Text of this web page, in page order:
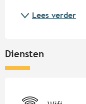
Lees verder
Diensten